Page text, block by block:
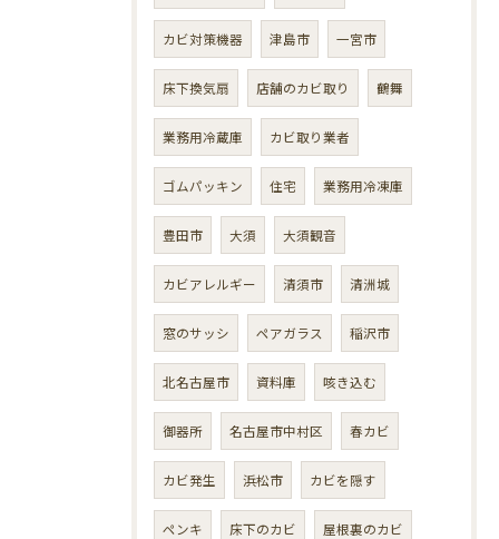
カビ対策機器 津島市 一宮市
床下換気扇 店舗のカビ取り 鶴舞
業務用冷蔵庫 カビ取り業者
ゴムパッキン 住宅 業務用冷凍庫
豊田市 大須 大須観音
カビアレルギー 清須市 清洲城
窓のサッシ ペアガラス 稲沢市
北名古屋市 資料庫 咳き込む
御器所 名古屋市中村区 春カビ
カビ発生 浜松市 カビを隠す
ペンキ 床下のカビ 屋根裏のカビ